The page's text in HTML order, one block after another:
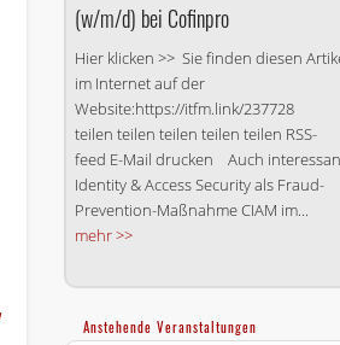
(w/m/d) bei Cofinpro
Hier klicken >> Sie finden diesen
im Internet auf der
Website:https://itfm.link/237728
teilen teilen teilen teilen teilen RSS-
feed E-Mail drucken Auch
Identity & Access Security als Fraud-
Prevention-Maßnahme CIAM im...
mehr >>
Anstehende Veranstaltungen